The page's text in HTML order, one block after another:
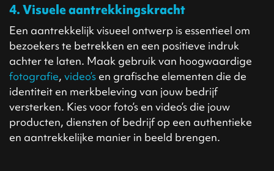
4. Visuele aantrekkingskracht
Een aantrekkelijk visueel ontwerp is essentieel om
bezoekers te betrekken en een positieve indruk
achter te laten. Maak gebruik van hoogwaardige
fotografie, video’s en grafische elementen die de
identiteit en merkbeleving van jouw bedrijf
versterken. Kies voor foto’s en video’s die jouw
producten, diensten of bedrijf op een authentieke
en aantrekkelijke manier in beeld brengen.